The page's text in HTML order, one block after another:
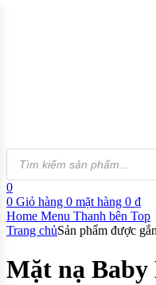
0
0 Giỏ hàng 0 mặt hàng 0 ₫
Home Menu Thanh bên Top
Trang chủSản phẩm được
Mặt nạ